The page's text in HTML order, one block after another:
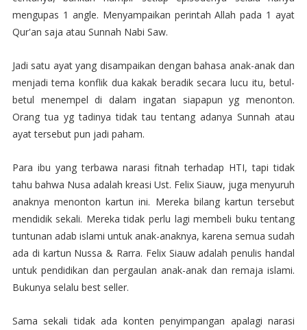
mengupas 1 angle. Menyampaikan perintah Allah pada 1 ayat
Qur'an saja atau Sunnah Nabi Saw.
Jadi satu ayat yang disampaikan dengan bahasa anak-anak dan
menjadi tema konflik dua kakak beradik secara lucu itu, betul-
betul menempel di dalam ingatan siapapun yg menonton.
Orang tua yg tadinya tidak tau tentang adanya Sunnah atau
ayat tersebut pun jadi paham.
Para ibu yang terbawa narasi fitnah terhadap HTI, tapi tidak
tahu bahwa Nusa adalah kreasi Ust. Felix Siauw, juga menyuruh
anaknya menonton kartun ini. Mereka bilang kartun tersebut
mendidik sekali. Mereka tidak perlu lagi membeli buku tentang
tuntunan adab islami untuk anak-anaknya, karena semua sudah
ada di kartun Nussa & Rarra. Felix Siauw adalah penulis handal
untuk pendidikan dan pergaulan anak-anak dan remaja islami.
Bukunya selalu best seller.
Sama sekali tidak ada konten penyimpangan apalagi narasi